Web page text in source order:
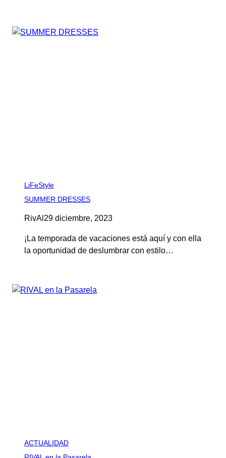
LiFeStyle
SUMMER DRESSES
RivAl 29 diciembre, 2023
¡La temporada de vacaciones está aquí y con ella
la oportunidad de deslumbrar con estilo…
ACTUALIDAD